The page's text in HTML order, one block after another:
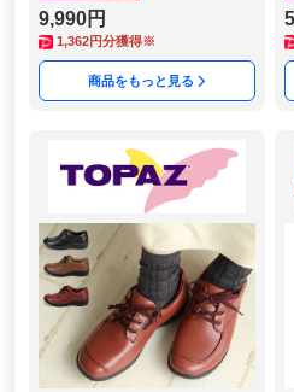
9,990円
1,362円分獲得※
商品をもっと見る